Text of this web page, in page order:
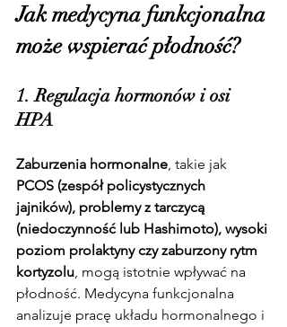
Jak medycyna funkcjonalna
może wspierać płodność?
1. Regulacja hormonów i osi
HPA
Zaburzenia hormonalne, takie jak
PCOS (zespół policystycznych
jajników), problemy z tarczycą
(niedoczynność lub Hashimoto), wysoki
poziom prolaktyny czy zaburzony rytm
kortyzolu, mogą istotnie wpływać na
płodność. Medycyna funkcjonalna
analizuje pracę układu hormonalnego i